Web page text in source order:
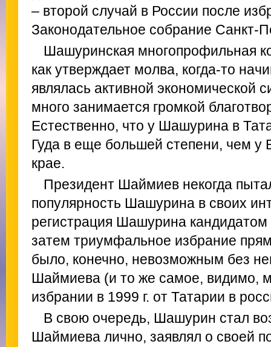
– второй случай в России после
Законодательное собрание Санкт-
Шашуринская многопрофильная
как утверждает молва, когда-то
являлась активной экономической
много занимается громкой
Естественно, что у Шашурина в
Гуда в еще большей степени, чем у
крае.
Президент Шаймиев некогда
популярность Шашурина в своих
регистрация Шашурина кандидатом
затем триумфальное избрание
было, конечно, невозможным без
Шаймиева (и то же самое, видимо,
избрании в 1999 г. от Татарии в
В свою очередь, Шашурин стал
Шаймиева лично, заявлял о своей